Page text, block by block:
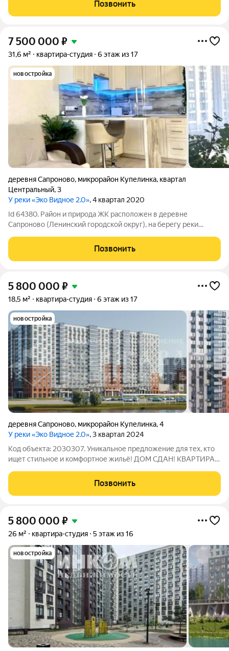
качественная электрика,
Позвонить
7 500 000 ₽
31,6 м² квартира-студия 6 этаж из 17
новостройка
деревня Сапроново, микрорайон Купелинка, квартал
Центральный,3
У реки «Эко Видное 2.0», 4 квартал 2020
Id 64380. Район и природа ЖК расположен в деревне
Сапроново (Ленинский городской округ), на берегу реки
Жуковский и Ермолинский лесопарки. Собственная
благоустроенная набережная длиной 600
Позвонить
5 800 000 ₽
18,5 м² квартира-студия 6 этаж из 17
новостройка
деревня Сапроново, микрорайон Купелинка,4
У реки «Эко Видное 2.0», 3 квартал 2024
Код объекта: 2030307. Уникальное предложение для тех, кто
ищет стильное и комфортное жильё! ДОМ СДАН! КВАРТИРА С
площадью 18,45 кв. м на шестом этаже современного дома. Эта
квартира идеально подойдёт
Позвонить
5 800 000 ₽
26 м² квартира-студия 5 этаж из 16
новостройка